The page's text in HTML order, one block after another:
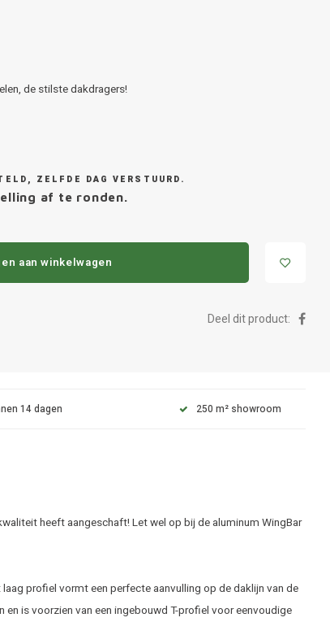
de stilste dakdragers!
ZELFDE DAG VERSTUURD.
af te ronden.
aan winkelwagen
Deel dit product:
14 dagen 250 m² showroom
heeft aangeschaft! Let wel op bij de aluminum WingBar
profiel vormt een perfecte aanvulling op de daklijn van de
is voorzien van een ingebouwd T-profiel voor eenvoudige